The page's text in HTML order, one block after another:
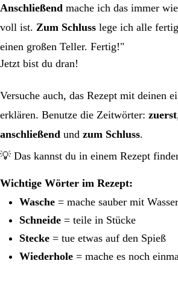
Anschließend mache ich das immer
voll ist. Zum Schluss lege ich alle
einen großen Teller. Fertig!"
Jetzt bist du dran!
Versuche auch, das Rezept mit deinen
erklären. Benutze die Zeitwörter: zuerst,
anschließend und zum Schluss.
💡 Das kannst du in einem Rezept
Wichtige Wörter im Rezept:
Wasche = mache sauber mit Wasser
Schneide = teile in Stücke
Stecke = tue etwas auf den Spieß
Wiederhole = mache es noch